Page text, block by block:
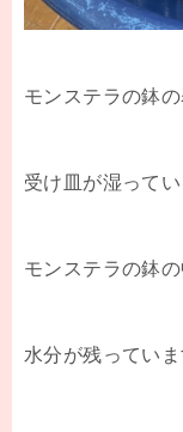
モンステラの鉢
受け皿が湿ってい
モンステラの鉢の
水分が残っていま